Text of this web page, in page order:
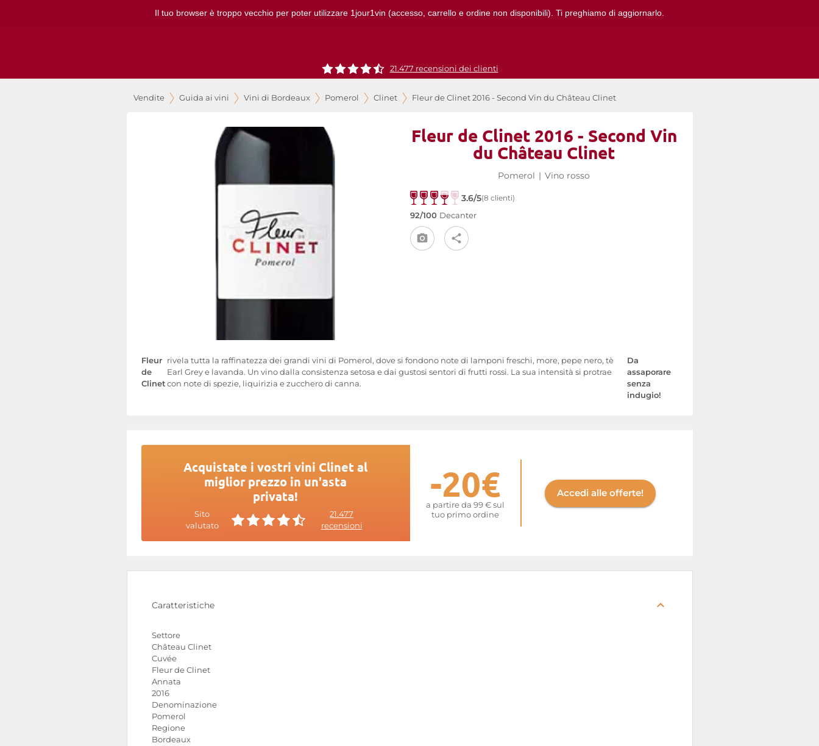
Il tuo browser è troppo vecchio per poter utilizzare 1jour1vin (accesso, carrello e ordine non disponibili). Ti preghiamo di aggiornarlo.
21.477 recensioni dei clienti
Vendite Guida ai vini Vini di Bordeaux Pomerol Clinet Fleur de Clinet 2016 - Second Vin du Château Clinet
Fleur de Clinet 2016 - Second Vin
du Château Clinet
Pomerol | Vino rosso
3.6/5(8 clienti)
92/100 Decanter
Fleur
de
Clinet
rivela tutta la raffinatezza dei grandi vini di Pomerol, dove si fondono note di lamponi freschi, more, pepe nero, tè
Earl Grey e lavanda. Un vino dalla consistenza setosa e dai gustosi sentori di frutti rossi. La sua intensità si protrae
con note di spezie, liquirizia e zucchero di canna.
Da
assaporare
senza
indugio!
Acquistate i vostri vini Clinet al
miglior prezzo in un'asta
privata!
Sito
valutato
21.477
recensioni
-20€
a partire da 99 € sul
tuo primo ordine
Accedi alle offerte!
Caratteristiche
Settore
Château Clinet
Cuvée
Fleur de Clinet
Annata
2016
Denominazione
Pomerol
Regione
Bordeaux